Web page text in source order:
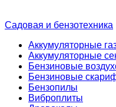
Садовая и бензотехника
Аккумуляторные
Аккумуляторные
Бензиновые
Бензиновые
Бензопилы
Виброплиты